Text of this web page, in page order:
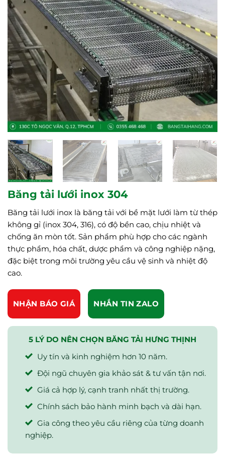
Băng tải lưới inox 304
Băng tải lưới inox là băng tải với bề mặt lưới làm từ thép
không gỉ (inox 304, 316), có độ bền cao, chịu nhiệt và
chống ăn mòn tốt. Sản phẩm phù hợp cho các ngành
thực phẩm, hóa chất, dược phẩm và công nghiệp nặng,
đặc biệt trong môi trường yêu cầu vệ sinh và nhiệt độ
cao.
NHẬN BÁO GIÁ NHẮN TIN ZALO
5 LÝ DO NÊN CHỌN BĂNG TẢI HƯNG THỊNH
Uy tín và kinh nghiệm hơn 10 năm.
Đội ngũ chuyên gia khảo sát & tư vấn tận nơi.
Giá cả hợp lý, cạnh tranh nhất thị trường.
Chính sách bảo hành minh bạch và dài hạn.
Gia công theo yêu cầu riêng của từng doanh
nghiệp.